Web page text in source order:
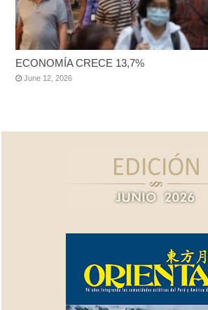
ECONOMÍA CRECE 13,7%
June 12, 2026